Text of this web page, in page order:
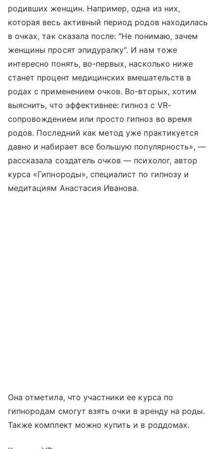
родивших женщин. Например, одна из них,
которая весь активный период родов находилась
в очках, так сказала после: "Не понимаю, зачем
женщины просят эпидуралку". И нам тоже
интересно понять, во-первых, насколько ниже
станет процент медицинских вмешательств в
родах с применением очков. Во-вторых, хотим
выяснить, что эффективнее: гипноз с VR-
сопровождением или просто гипноз во время
родов. Последний как метод уже практикуется
давно и набирает все большую популярность», —
рассказала создатель очков — психолог, автор
курса «Гипнороды», специалист по гипнозу и
медитациям Анастасия Иванова.
Она отметила, что участники ее курса по
гипнородам смогут взять очки в аренду на роды.
Также комплект можно купить и в роддомах.